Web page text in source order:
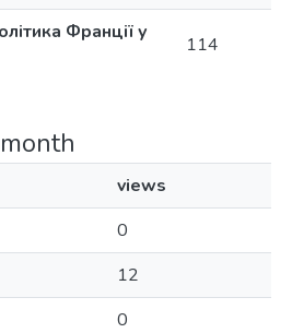
Франції у
114
views
0
12
0